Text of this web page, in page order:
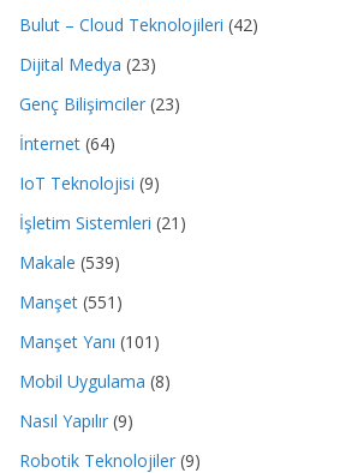
Bulut – Cloud Teknolojileri (42)
Dijital Medya (23)
Genç Bilişimciler (23)
İnternet (64)
IoT Teknolojisi (9)
İşletim Sistemleri (21)
Makale (539)
Manşet (551)
Manşet Yanı (101)
Mobil Uygulama (8)
Nasıl Yapılır (9)
Robotik Teknolojiler (9)